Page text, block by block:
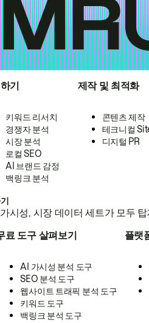
기
키워드 리서치
경쟁자 분석
시장 분석
로컬 SEO
AI 브랜드 감정
백링크 분석
제작 및 최적화
콘텐츠 제작
테크니컬
디지털 PR
시성, 시장 데이터 세트가 모두
료 도구 살펴보기
AI 가시성 분석 도구
SEO 분석 도구
웹사이트 트래픽 분석 도구
키워드 도구
백링크 분석 도구
플랫